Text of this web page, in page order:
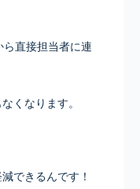
直接担当者に連
くなります。
できるんです！